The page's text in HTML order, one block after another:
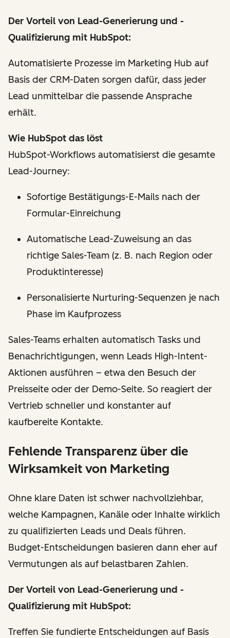
Der Vorteil von Lead-Generierung und -
Qualifizierung mit HubSpot:
Automatisierte Prozesse im Marketing Hub auf
Basis der CRM-Daten sorgen dafür, dass jeder
Lead unmittelbar die passende Ansprache
erhält.
Wie HubSpot das löst
HubSpot-Workflows automatisierst die gesamte
Lead-Journey:
Sofortige Bestätigungs-E-Mails nach der
Formular-Einreichung
Automatische Lead-Zuweisung an das
richtige Sales-Team (z. B. nach Region oder
Produktinteresse)
Personalisierte Nurturing-Sequenzen je nach
Phase im Kaufprozess
Sales-Teams erhalten automatisch Tasks und
Benachrichtigungen, wenn Leads High-Intent-
Aktionen ausführen – etwa den Besuch der
Preisseite oder der Demo-Seite. So reagiert der
Vertrieb schneller und konstanter auf
kaufbereite Kontakte.
Fehlende Transparenz über die
Wirksamkeit von Marketing
Ohne klare Daten ist schwer nachvollziehbar,
welche Kampagnen, Kanäle oder Inhalte wirklich
zu qualifizierten Leads und Deals führen.
Budget-Entscheidungen basieren dann eher auf
Vermutungen als auf belastbaren Zahlen.
Der Vorteil von Lead-Generierung und -
Qualifizierung mit HubSpot:
Treffen Sie fundierte Entscheidungen auf Basis